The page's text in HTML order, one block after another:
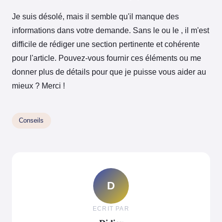
Je suis désolé, mais il semble qu'il manque des
informations dans votre demande. Sans le ou le , il m'est
difficile de rédiger une section pertinente et cohérente
pour l'article. Pouvez-vous fournir ces éléments ou me
donner plus de détails pour que je puisse vous aider au
mieux ? Merci !
Conseils
D
ECRIT PAR